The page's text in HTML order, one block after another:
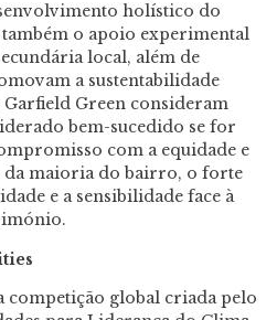
holístico do
o apoio experimental
local, além de
a sustentabilidade
Garfield Green consideram
bem-sucedido se for
com a equidade e
da maioria do bairro, o forte
e a sensibilidade face à
competição global criada pelo